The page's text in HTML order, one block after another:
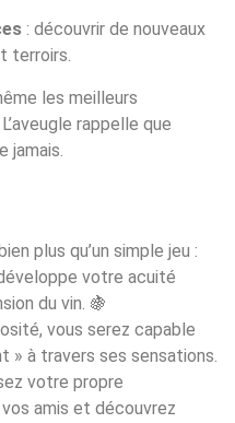
: découvrir de nouveaux
terroirs.
les meilleurs
rappelle que
jamais.
plus qu’un simple jeu :
votre acuité
du vin. 🍇
vous serez capable
» à travers ses sensations.
votre propre
amis et découvrez